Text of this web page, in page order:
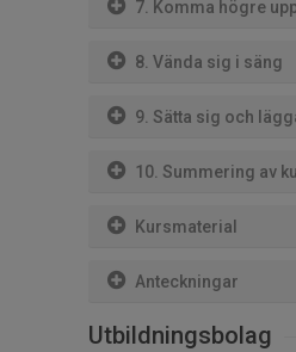
7. Komma högre
8. Vända sig i säng
9. Sätta sig och
10. Summering av
Kursmaterial
Anteckningar
Utbildningsbolag